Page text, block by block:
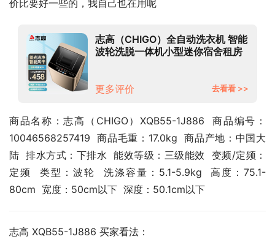
价比要好一些的，我自己也在用呢
志高（CHIGO）全自动洗衣机 智能
波轮洗脱一体机小型迷你宿舍租房
电机】
更多评价 去看看 >>
商品名称：志高（CHIGO）XQB55-1J886  商品编号：
10046568257419  商品毛重：17.0kg  商品产地：中国大
陆  排水方式：下排水  能效等级：三级能效  变频/定频：
定频  类型：波轮  洗涤容量：5.1-5.9kg  高度：75.1-
80cm  宽度：50cm以下  深度：50.1cm以下
志高 XQB55-1J886 买家看法：